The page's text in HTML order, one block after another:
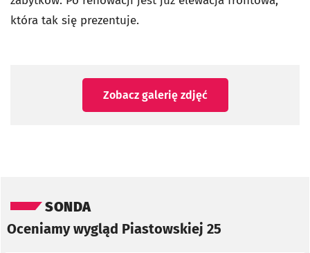
która tak się prezentuje.
Zobacz galerię zdjęć
SONDA
Oceniamy wygląd Piastowskiej 25